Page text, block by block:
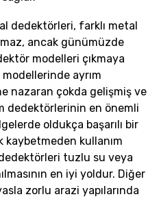
dedektörleri, farklı metal
ancak günümüzde
modelleri çıkmaya
ayrım
nazaran çokda gelişmiş ve
dedektörlerinin en önemli
oldukça başarılı bir
kullanım
tuzlu su veya
en iyi yoldur. Diğer
zorlu arazi yapılarında